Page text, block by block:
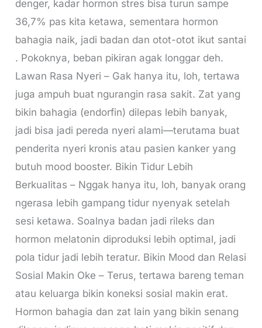
denger, kadar hormon stres bisa turun sampe
36,7% pas kita ketawa, sementara hormon
bahagia naik, jadi badan dan otot-otot ikut santai
. Pokoknya, beban pikiran agak longgar deh.
Lawan Rasa Nyeri – Gak hanya itu, loh, tertawa
juga ampuh buat ngurangin rasa sakit. Zat yang
bikin bahagia (endorfin) dilepas lebih banyak,
jadi bisa jadi pereda nyeri alami—terutama buat
penderita nyeri kronis atau pasien kanker yang
butuh mood booster. Bikin Tidur Lebih
Berkualitas – Nggak hanya itu, loh, banyak orang
ngerasa lebih gampang tidur nyenyak setelah
sesi ketawa. Soalnya badan jadi rileks dan
hormon melatonin diproduksi lebih optimal, jadi
pola tidur jadi lebih teratur. Bikin Mood dan Relasi
Sosial Makin Oke – Terus, tertawa bareng teman
atau keluarga bikin koneksi sosial makin erat.
Hormon bahagia dan zat lain yang bikin senang